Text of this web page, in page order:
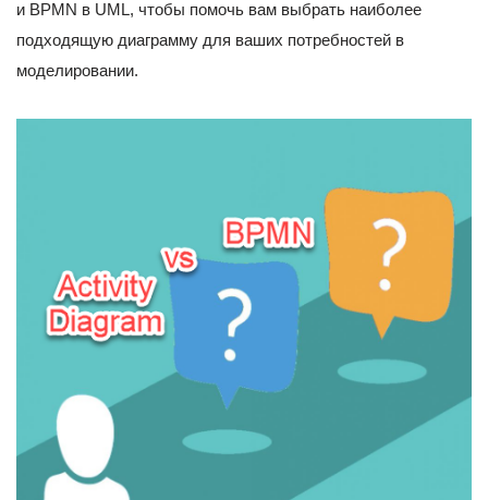
и BPMN в UML, чтобы помочь вам выбрать наиболее
подходящую диаграмму для ваших потребностей в
моделировании.